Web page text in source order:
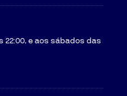
22:00, e aos sábados das